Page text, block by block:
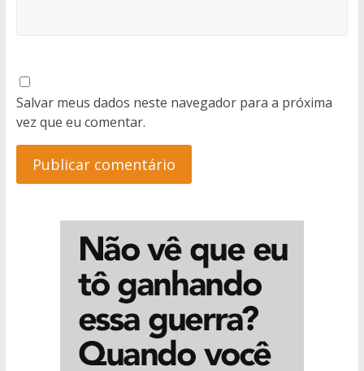
Salvar meus dados neste navegador para a próxima
vez que eu comentar.